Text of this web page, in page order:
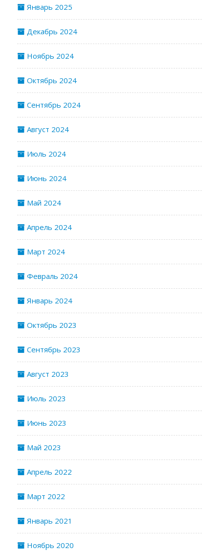
Январь 2025
Декабрь 2024
Ноябрь 2024
Октябрь 2024
Сентябрь 2024
Август 2024
Июль 2024
Июнь 2024
Май 2024
Апрель 2024
Март 2024
Февраль 2024
Январь 2024
Октябрь 2023
Сентябрь 2023
Август 2023
Июль 2023
Июнь 2023
Май 2023
Апрель 2022
Март 2022
Январь 2021
Ноябрь 2020